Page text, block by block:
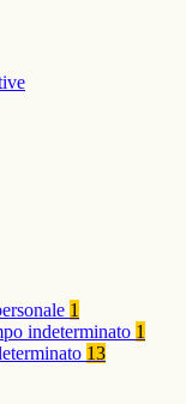
1
indeterminato 1
13